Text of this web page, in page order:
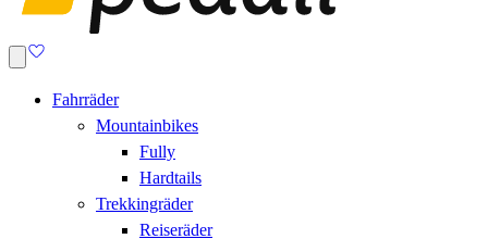
Fahrräder
Mountainbikes
Fully
Hardtails
Trekkingräder
Reiseräder